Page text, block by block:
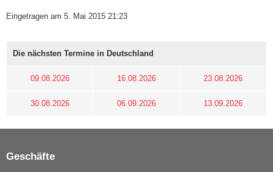
Eingetragen am 5. Mai 2015 21:23
Die nächsten Termine in Deutschland
09.08.2026 16.08.2026 23.08.2026
30.08.2026 06.09.2026 13.09.2026
Geschäfte